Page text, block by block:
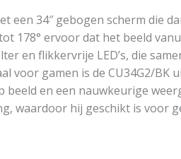
een 34″ gebogen scherm
178° ervoor dat het beeld
en flikkervrije LED’s, die
voor gamen is de CU34G2/
en een nauwkeurige
waardoor hij geschikt is voor